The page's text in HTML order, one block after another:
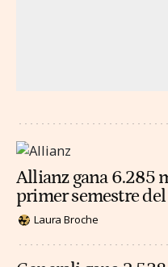
Allianz gana 6.285
primer semestre del
Laura Broche